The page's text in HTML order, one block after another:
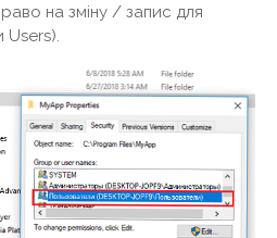
на зміну / запис для